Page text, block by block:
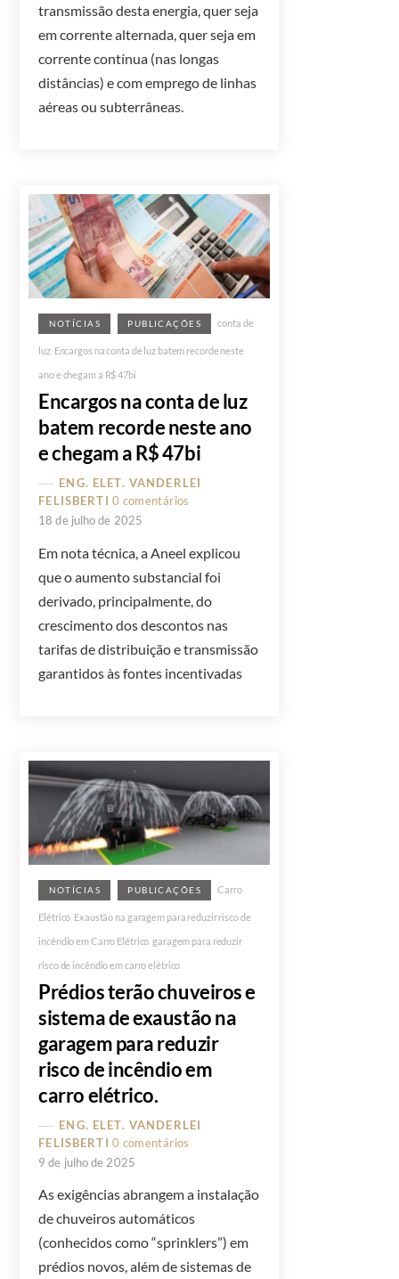
transmissão desta energia, quer seja
em corrente alternada, quer seja em
corrente contínua (nas longas
distâncias) e com emprego de linhas
aéreas ou subterrâneas.
NOTÍCIAS PUBLICAÇÕES conta de
luz, Encargos na conta de luz batem recorde neste
ano e chegam a R$ 47bi
Encargos na conta de luz
batem recorde neste ano
e chegam a R$ 47bi
ENG. ELET. VANDERLEI
FELISBERTI 0 comentários
18 de julho de 2025
Em nota técnica, a Aneel explicou
que o aumento substancial foi
derivado, principalmente, do
crescimento dos descontos nas
tarifas de distribuição e transmissão
garantidos às fontes incentivadas
NOTÍCIAS PUBLICAÇÕES Carro
Elétrico Exaustão na garagem para reduzir risco de
incêndio em Carro Elétrico garagem para reduzir
risco de incêndio em carro elétrico
Prédios terão chuveiros e
sistema de exaustão na
garagem para reduzir
risco de incêndio em
carro elétrico.
ENG. ELET. VANDERLEI
FELISBERTI 0 comentários
9 de julho de 2025
As exigências abrangem a instalação
de chuveiros automáticos
(conhecidos como “sprinklers”) em
prédios novos, além de sistemas de